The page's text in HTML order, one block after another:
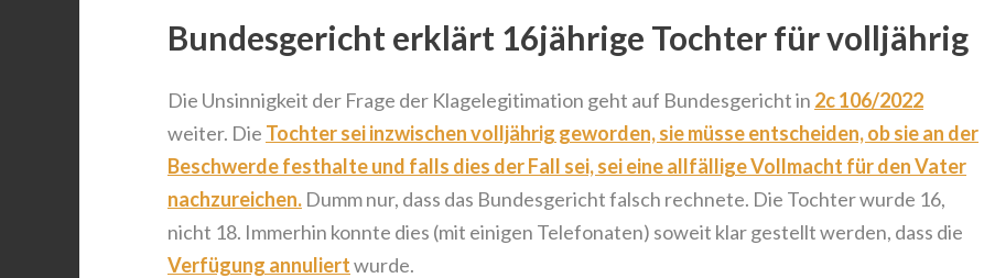
Bundesgericht erklärt 16jährige Tochter für volljährig
Die Unsinnigkeit der Frage der Klagelegitimation geht auf Bundesgericht in 2c 106/2022
weiter. Die Tochter sei inzwischen volljährig geworden, sie müsse entscheiden, ob sie an der
Beschwerde festhalte und falls dies der Fall sei, sei eine allfällige Vollmacht für den Vater
nachzureichen. Dumm nur, dass das Bundesgericht falsch rechnete. Die Tochter wurde 16,
nicht 18. Immerhin konnte dies (mit einigen Telefonaten) soweit klar gestellt werden, dass die
Verfügung annuliertwurde.